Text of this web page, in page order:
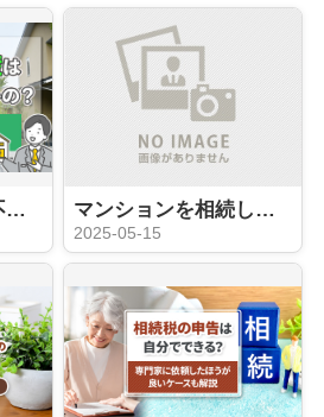
相続した不動産は不動産買取がいいの？個人に売却する場合との違いを解説 マンションを相続した際の評価額計算方法！建物と土地に分けて解説
2025-05-15